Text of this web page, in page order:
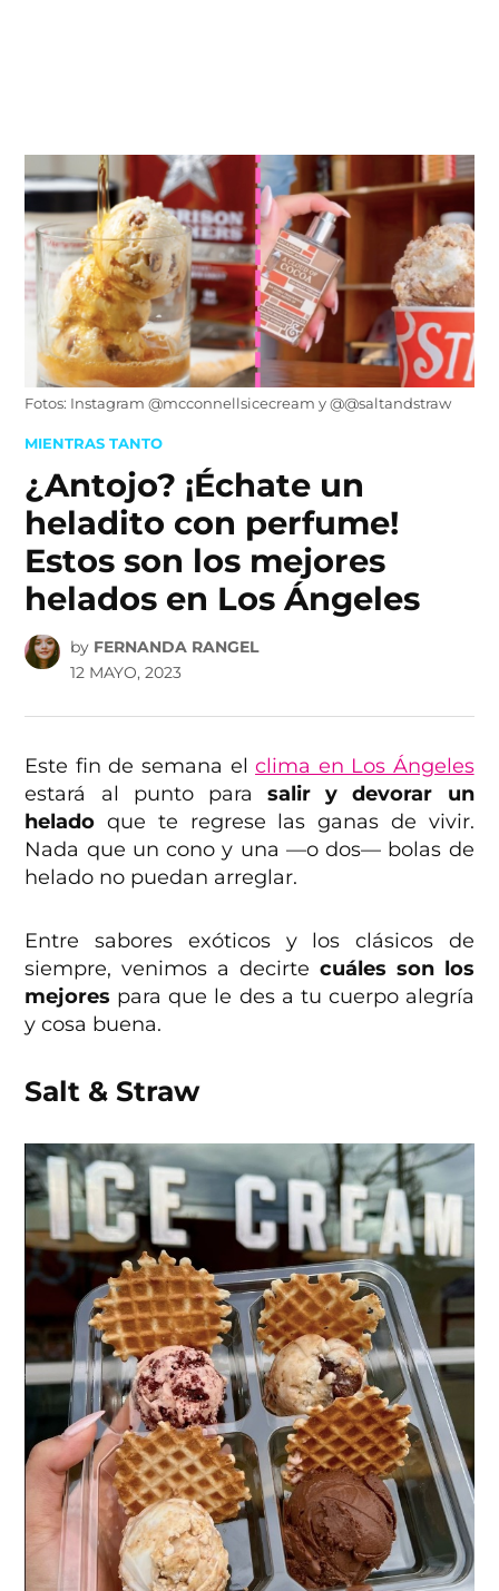
content
Fotos: Instagram @mcconnellsicecream y @@saltandstraw
POSTED
MIENTRAS TANTO
¿Antojo? ¡Échate un
heladito con perfume!
Estos son los mejores
helados en Los Ángeles
by FERNANDA RANGEL
12 MAYO, 2023
Este fin de semana elclima en Los Ángeles
estará al punto parasalir y devorar un
helado que te regrese las ganas de vivir.
Nada que un cono y una —o dos— bolas de
helado no puedan arreglar.
Entre sabores exóticos y los clásicos de
siempre, venimos a decirte cuáles son los
mejores para que le des a tu cuerpo alegría
y cosa buena.
Salt & Straw